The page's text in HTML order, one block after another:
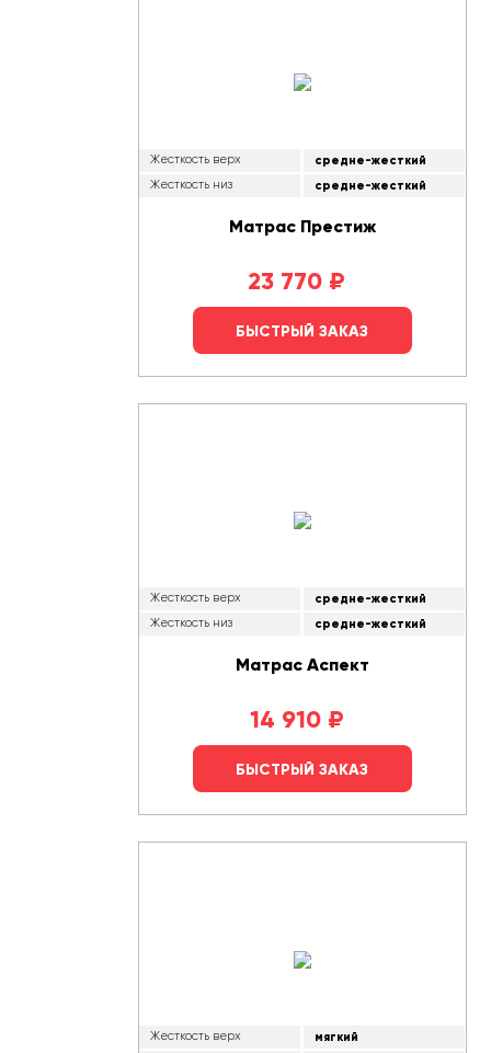
Жесткость верх средне-жесткий
Жесткость низ средне-жесткий
Матрас Престиж
23 770 ₽
БЫСТРЫЙ ЗАКАЗ
Жесткость верх средне-жесткий
Жесткость низ средне-жесткий
Матрас Аспект
14 910 ₽
БЫСТРЫЙ ЗАКАЗ
Жесткость верх мягкий